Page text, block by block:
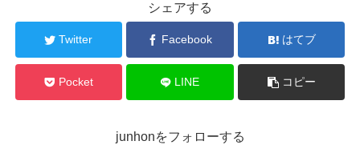
シェアする
Twitter Facebook はてブ
Pocket LINE コピー
junhonをフォローする